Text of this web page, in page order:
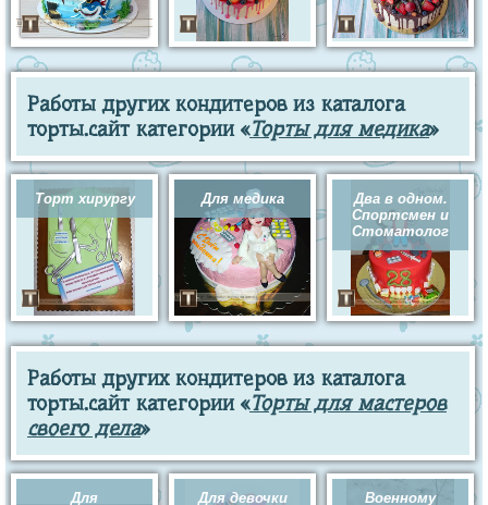
Работы других кондитеров из каталога
торты.сайт категории «Торты для медика»
Торт хирургу Для медика
Два в одном.
Спортсмен и
Стоматолог
Работы других кондитеров из каталога
торты.сайт категории «Торты для мастеров
своего дела»
Для Для девочки Военному